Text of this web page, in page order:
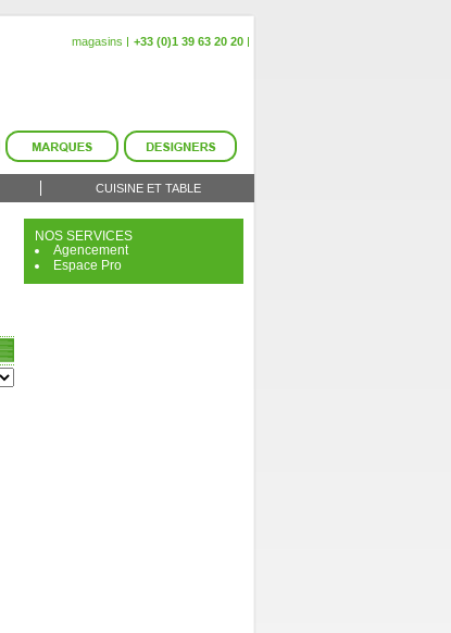
magasins +33 (0)1 39 63 20 20
CUISINE ET TABLE
NOS SERVICES
Agencement
Espace Pro